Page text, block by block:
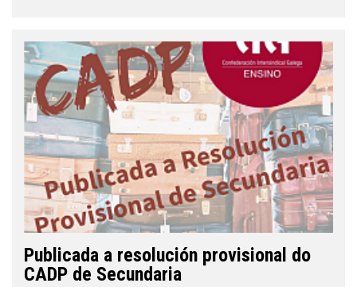
Publicada a resolución provisional do
CADP de Secundaria